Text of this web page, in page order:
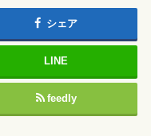
シェア
LINE
feedly